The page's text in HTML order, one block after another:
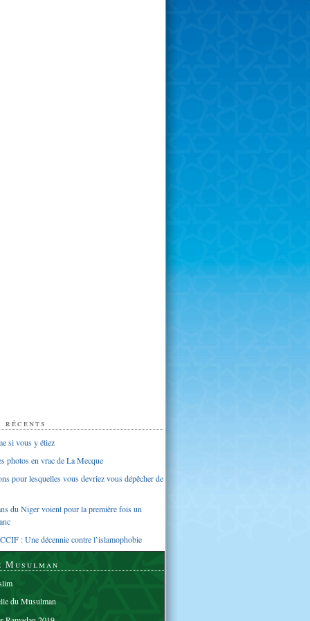
si vous y étiez
photos en vrac de La Mecque
pour lesquelles vous devriez vous dépêcher de
du Niger voient pour la première fois un
: Une décennie contre l’islamophobie
Musulman
du Musulman